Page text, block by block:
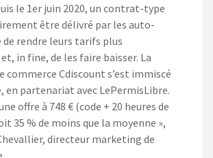
le 1er juin 2020, un contrat-type
être délivré par les auto-
de rendre leurs tarifs plus
in fine, de les faire baisser. La
commerce Cdiscount s’est immiscé
en partenariat avec LePermisLibre.
offre à 748 € (code + 20 heures de
35 % de moins que la moyenne »,
directeur marketing de